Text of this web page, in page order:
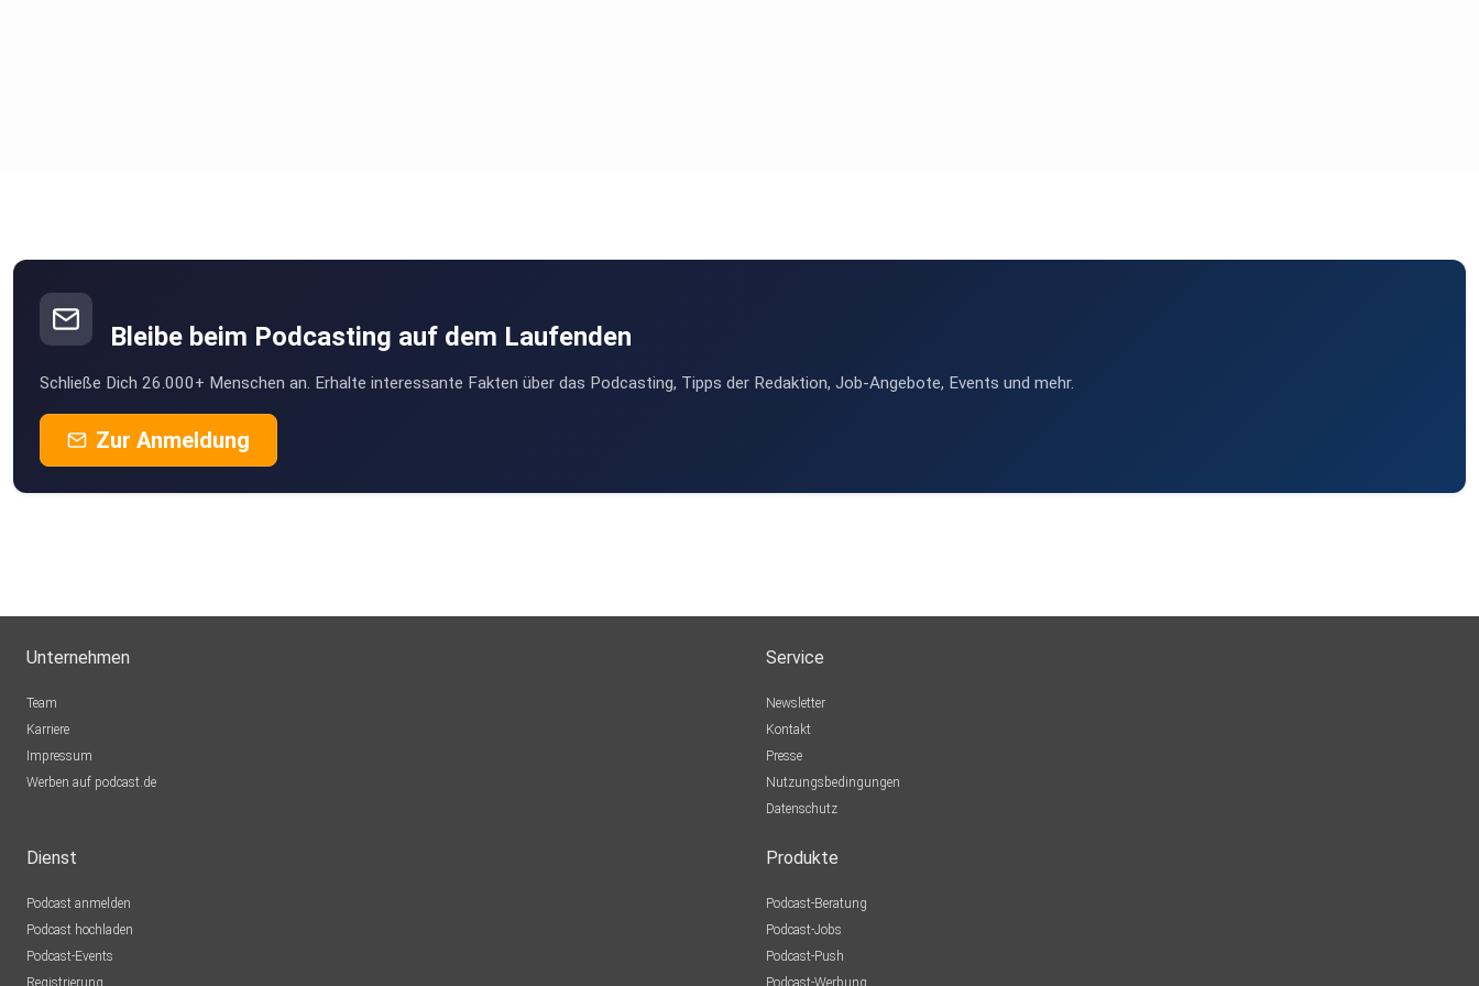
Bleibe beim Podcasting auf dem Laufenden
Schließe Dich 26.000+ Menschen an. Erhalte interessante Fakten über das Podcasting, Tipps der Redaktion, Job-Angebote, Events und mehr.
Zur Anmeldung
Unternehmen
Team
Karriere
Impressum
Werben auf podcast.de
Service
Newsletter
Kontakt
Presse
Nutzungsbedingungen
Datenschutz
Dienst
Podcast anmelden
Podcast hochladen
Podcast-Events
Registrierung
Produkte
Podcast-Beratung
Podcast-Jobs
Podcast-Push
Podcast-Werbung